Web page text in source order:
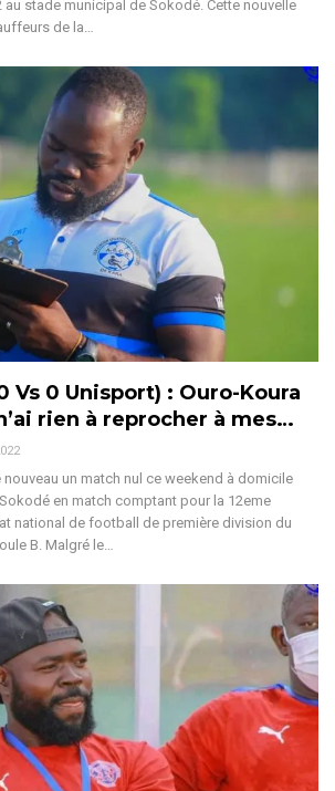
au stade municipal de Sokodé. Cette nouvelle
de la…
Vs 0 Unisport) : Ouro-Koura
rien à reprocher à mes…
nouveau un match nul ce weekend à domicile
en match comptant pour la 12eme
national de football de première division du
B. Malgré le…